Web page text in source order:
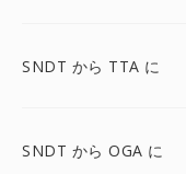
SNDT から TTA に
SNDT から OGA に